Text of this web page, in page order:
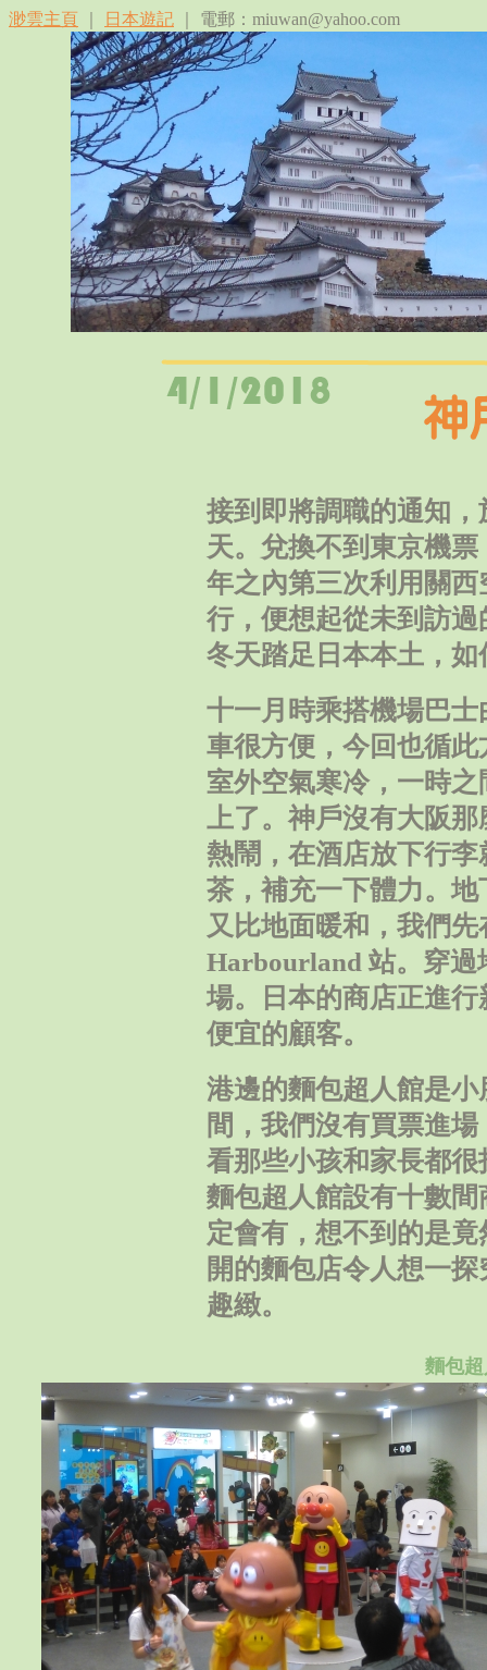
渺雲主頁 日本遊記 ｜ 電郵：miuwan@yahoo.com
接到即將調職的通知
天。兌換不到東京機
年之內第三次利用關
行，便想起從未到訪
冬天踏足日本本土，
十一月時乘搭機場巴
車很方便，今回也循
室外空氣寒冷，一時
上了。神戶沒有大阪
熱鬧，在酒店放下行
茶，補充一下體力。
又比地面暖和，我們
Harbourland 站。穿過
場。日本的商店正進
便宜的顧客。
港邊的麵包超人館是
間，我們沒有買票進
看那些小孩和家長都
麵包超人館設有十數
定會有，想不到的是
開的麵包店令人想一
趣緻。
麵包